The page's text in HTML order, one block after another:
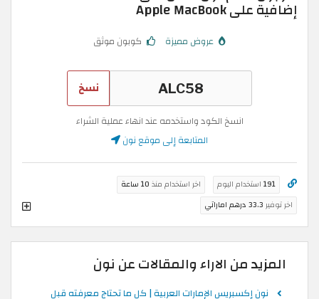
إضافية على Apple MacBook
عروض مميزة كوبون موثق
نسخ
انسخ الكود واستخدمه عند انهاء عملية الشراء
المتابعة إلى موقع نون
191 استخدام اليوم اخر استخدام منذ 10 ساعة
اخر توفير 33.3 درهم اماراتي
المزيد من الاراء والمقالات عن نون
نون إكسبريس الإمارات العربية | كل ما تحتاج معرفته قبل